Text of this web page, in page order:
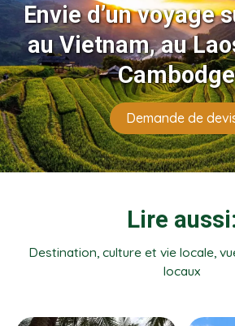
Envie d’un voyage
au Vietnam, au
Demande de
Lire aussi:
Destination, culture et vie locale,
locaux